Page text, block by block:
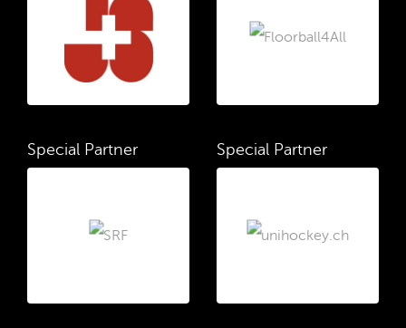
Special Partner Special Partner